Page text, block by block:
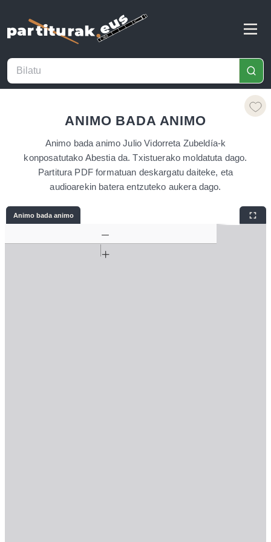
ANIMO BADA ANIMO
Animo bada animo Julio Vidorreta Zubeldía-k
konposatutako Abestia da. Txistuerako moldatuta dago.
Partitura PDF formatuan deskargatu daiteke, eta
audioarekin batera entzuteko aukera dago.
Animo bada animo